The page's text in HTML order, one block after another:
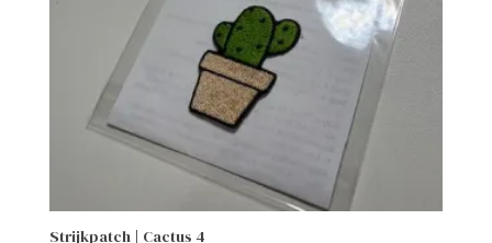
Strijkpatch | Cactus 4